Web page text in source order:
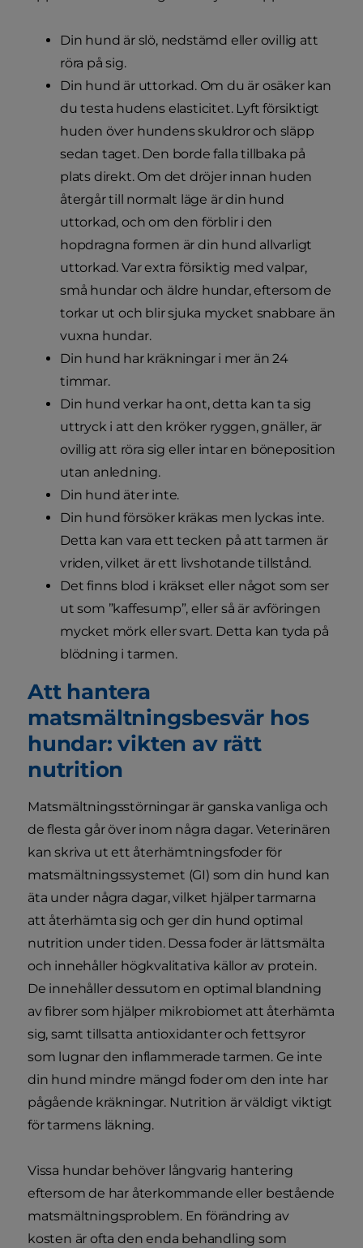
Din hund är slö, nedstämd eller ovillig att
röra på sig.
Din hund är uttorkad. Om du är osäker kan
du testa hudens elasticitet. Lyft försiktigt
huden över hundens skuldror och släpp
sedan taget. Den borde falla tillbaka på
plats direkt. Om det dröjer innan huden
återgår till normalt läge är din hund
uttorkad, och om den förblir i den
hopdragna formen är din hund allvarligt
uttorkad. Var extra försiktig med valpar,
små hundar och äldre hundar, eftersom de
torkar ut och blir sjuka mycket snabbare än
vuxna hundar.
Din hund har kräkningar i mer än 24
timmar.
Din hund verkar ha ont, detta kan ta sig
uttryck i att den kröker ryggen, gnäller, är
ovillig att röra sig eller intar en böneposition
utan anledning.
Din hund äter inte.
Din hund försöker kräkas men lyckas inte.
Detta kan vara ett tecken på att tarmen är
vriden, vilket är ett livshotande tillstånd.
Det finns blod i kräkset eller något som ser
ut som ”kaffesump”, eller så är avföringen
mycket mörk eller svart. Detta kan tyda på
blödning i tarmen.
Att hantera
matsmältningsbesvär hos
hundar: vikten av rätt
nutrition
Matsmältningsstörningar är ganska vanliga och
de flesta går över inom några dagar. Veterinären
kan skriva ut ett återhämtningsfoder för
matsmältningssystemet (GI) som din hund kan
äta under några dagar, vilket hjälper tarmarna
att återhämta sig och ger din hund optimal
nutrition under tiden. Dessa foder är lättsmälta
och innehåller högkvalitativa källor av protein.
De innehåller dessutom en optimal blandning
av fibrer som hjälper mikrobiomet att återhämta
sig, samt tillsatta antioxidanter och fettsyror
som lugnar den inflammerade tarmen. Ge inte
din hund mindre mängd foder om den inte har
pågående kräkningar. Nutrition är väldigt viktigt
för tarmens läkning.
Vissa hundar behöver långvarig hantering
eftersom de har återkommande eller bestående
matsmältningsproblem. En förändring av
kosten är ofta den enda behandling som